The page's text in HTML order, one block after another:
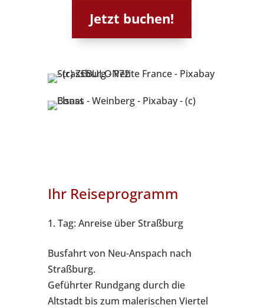
Jetzt buchen!
Ihr Reiseprogramm
1. Tag: Anreise über Straßburg
Busfahrt von Neu-Anspach nach
Straßburg.
Geführter Rundgang durch die
Altstadt bis zum malerischen Viertel